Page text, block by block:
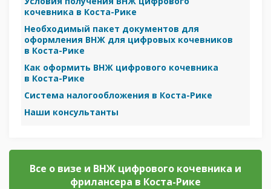
кочевника в Коста-Рике
Необходимый пакет документов для
оформления ВНЖ для цифровых кочевников
в Коста-Рике
Как оформить ВНЖ цифрового кочевника
в Коста-Рике
Система налогообложения в Коста-Рике
Наши консультанты
Все о визе и ВНЖ цифрового кочевника и
фрилансера в Коста-Рике